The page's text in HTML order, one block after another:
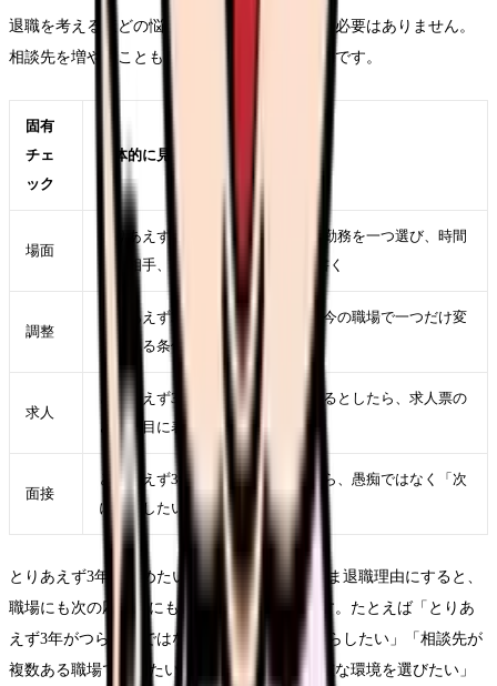
退職を考えるほどの悩みは、本人だけで背負う必要はありません。
相談先を増やすことも、判断の質を上げる行動です。
固有
チェ
ック
具体的に見ること
場面
とりあえず3年が強くなった直近の勤務を一つ選び、時間
帯、相手、業務、体調を具体的に書く
調整
とりあえず3年を軽くするために、今の職場で一つだけ変
えられる条件を決める
求人
とりあえず3年が次の職場でも起きるとしたら、求人票の
どの項目に表れるかを考える
面接
とりあえず3年を面接で説明するなら、愚痴ではなく「次
に重視したい条件」に言い換える
とりあえず3年で辞めたいという言葉をそのまま退職理由にすると、
職場にも次の応募先にも伝わりにくくなります。たとえば「とりあ
えず3年がつらい」ではなく、「夜勤回数を減らしたい」「相談先が
複数ある職場で働きたい」「教育の段階が明確な環境を選びたい」